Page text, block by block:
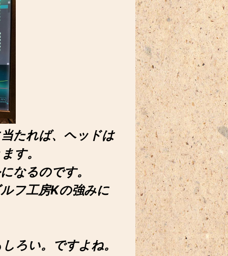
たれば、ヘッドは
す。
なるのです。
フ工房Kの強みに
ろい。ですよね。